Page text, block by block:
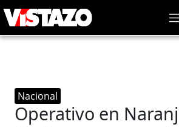
Nacional
Operativo en